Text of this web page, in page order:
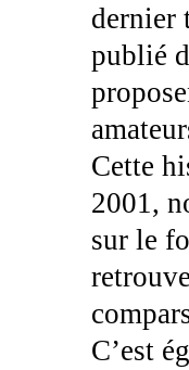
dernier
publié
Cette
2001,
sur le
C’est